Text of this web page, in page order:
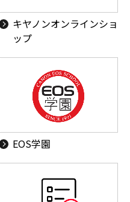
キヤノンオンラインショ
ップ
EOS学園